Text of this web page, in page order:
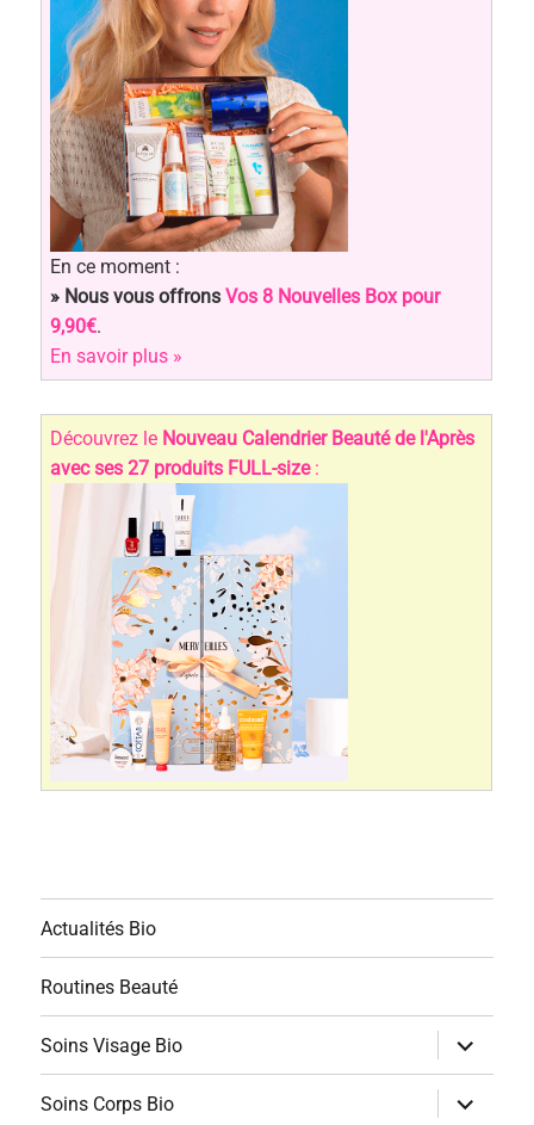
En ce moment :
» Nous vous offronsVos 8 Nouvelles Box pour
9,90€.
En savoir plus »
Découvrez le Nouveau Calendrier Beauté de l'Après
avec ses 27 produits FULL-size:
Actualités Bio
Routines Beauté
Soins Visage Bio
ouvrir
le
sous-
menu
Soins Corps Bio
ouvrir
le